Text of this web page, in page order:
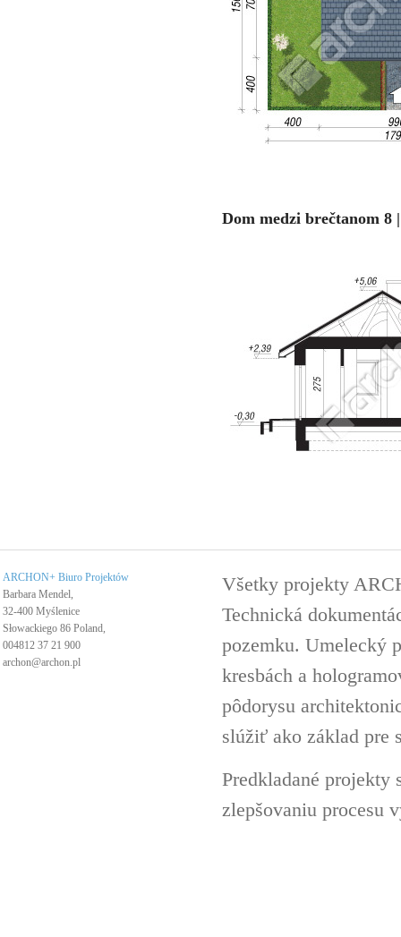
Dom medzi brečtanom 8
ARCHON+ Biuro Projektów
Barbara Mendel,
32-400 Myślenice
Słowackiego 86 Poland,
004812 37 21 900
archon@archon.pl
Všetky projekty
Technická
pozemku. Umelecký
kresbách a
pôdorysu
slúžiť ako základ pre
Predkladané
zlepšovaniu procesu